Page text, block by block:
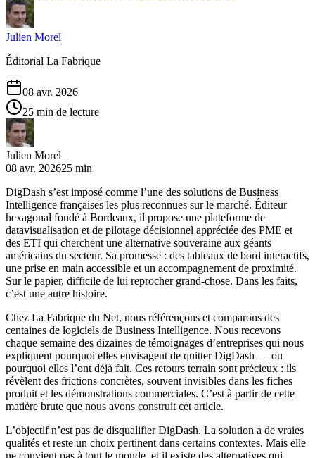
Julien Morel
Éditorial La Fabrique
08 avr. 2026
25 min de lecture
Julien Morel
08 avr. 202625 min
DigDash s’est imposé comme l’une des solutions de Business
Intelligence françaises les plus reconnues sur le marché. Éditeur
hexagonal fondé à Bordeaux, il propose une plateforme de
datavisualisation et de pilotage décisionnel appréciée des PME et
des ETI qui cherchent une alternative souveraine aux géants
américains du secteur. Sa promesse : des tableaux de bord interactifs,
une prise en main accessible et un accompagnement de proximité.
Sur le papier, difficile de lui reprocher grand-chose. Dans les faits,
c’est une autre histoire.
Chez La Fabrique du Net, nous référençons et comparons des
centaines de logiciels de Business Intelligence. Nous recevons
chaque semaine des dizaines de témoignages d’entreprises qui nous
expliquent pourquoi elles envisagent de quitter DigDash — ou
pourquoi elles l’ont déjà fait. Ces retours terrain sont précieux : ils
révèlent des frictions concrètes, souvent invisibles dans les fiches
produit et les démonstrations commerciales. C’est à partir de cette
matière brute que nous avons construit cet article.
L’objectif n’est pas de disqualifier DigDash. La solution a de vraies
qualités et reste un choix pertinent dans certains contextes. Mais elle
ne convient pas à tout le monde, et il existe des alternatives qui,